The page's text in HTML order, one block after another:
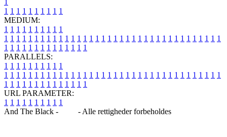
1 1 1 1 1 1 1 1 1 1
MEDIUM:
1 1 1 1 1 1 1 1 1 1
1 1 1 1 1 1 1 1 1 1 1 1 1 1 1 1 1 1 1 1 1 1 1 1 1 1 1 1 1 1 1 1 1 1 1 1
1 1 1 1 1 1 1 1 1 1 1 1 1 1
PARALLELS:
1 1 1 1 1 1 1 1 1 1
1 1 1 1 1 1 1 1 1 1 1 1 1 1 1 1 1 1 1 1 1 1 1 1 1 1 1 1 1 1 1 1 1 1 1 1
1 1 1 1 1 1 1 1 1 1 1 1 1 1
URL PARAMETER:
1 1 1 1 1 1 1 1 1 1
And The Black -
- Alle rettigheder forbeholdes